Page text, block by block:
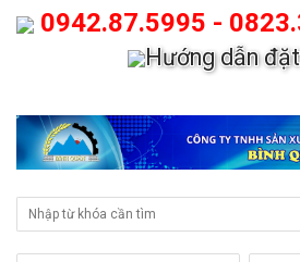
0942.87.5995 -
Hướng dẫn